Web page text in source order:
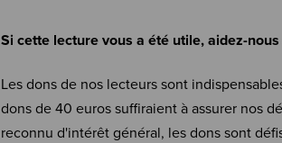
Si cette lecture vous a été utile, aidez-
Les dons de nos lecteurs sont
dons de 40 euros suffiraient à assurer nos
reconnu d'intérêt général, les dons sont